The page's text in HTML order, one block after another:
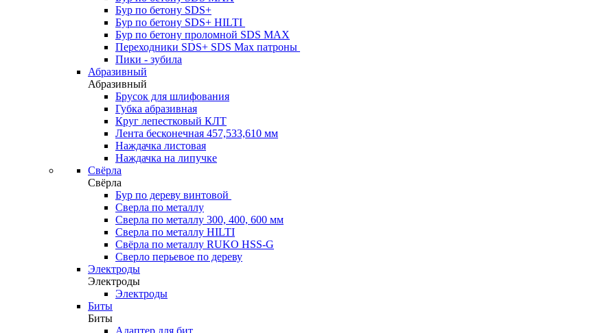
Бур по бетону SDS+
Бур по бетону SDS+ HILTI
Бур по бетону проломной SDS MAX
Переходники SDS+ SDS Max патроны
Пики - зубила
Абразивный
Абразивный
Брусок для шлифования
Губка абразивная
Круг лепестковый КЛТ
Лента бесконечная 457,533,610 мм
Наждачка листовая
Наждачка на липучке
Свёрла
Свёрла
Бур по дереву винтовой
Сверла по металлу
Сверла по металлу 300, 400, 600 мм
Сверла по металлу HILTI
Свёрла по металлу RUKO HSS-G
Сверло перьевое по дереву
Электроды
Электроды
Электроды
Биты
Биты
Адаптер для бит